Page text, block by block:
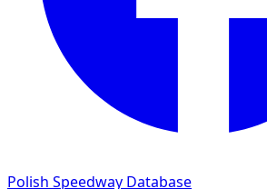
Polish Speedway Database